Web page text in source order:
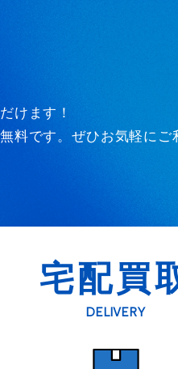
けます！
料です。ぜひお気軽にご
宅配買
DELIVERY